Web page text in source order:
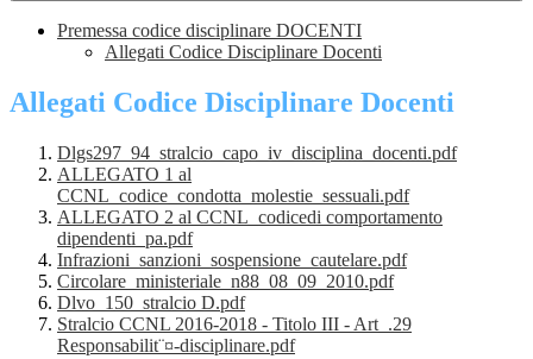
Premessa codice disciplinare DOCENTI
Allegati Codice Disciplinare Docenti
Allegati Codice Disciplinare Docenti
Dlgs297_94_stralcio_capo_iv_disciplina_docenti.pdf
ALLEGATO 1 al
CCNL_codice_condotta_molestie_sessuali.pdf
ALLEGATO 2 al CCNL_codicedi comportamento
dipendenti_pa.pdf
Infrazioni_sanzioni_sospensione_cautelare.pdf
Circolare_ministeriale_n88_08_09_2010.pdf
Dlvo_150_stralcio D.pdf
Stralcio CCNL 2016-2018 - Titolo III - Art_.29
Responsabilit¨¤-disciplinare.pdf